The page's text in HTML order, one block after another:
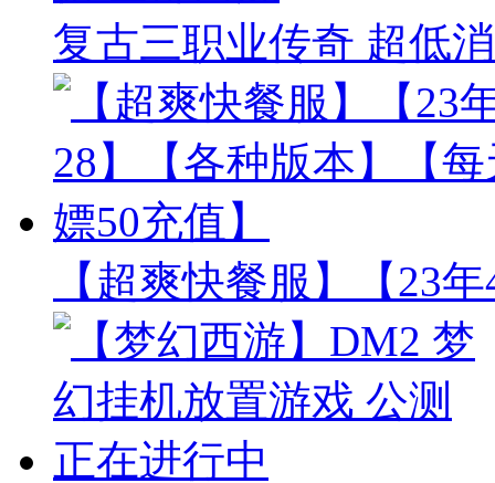
复古三职业传奇 超低
【超爽快餐服】【23